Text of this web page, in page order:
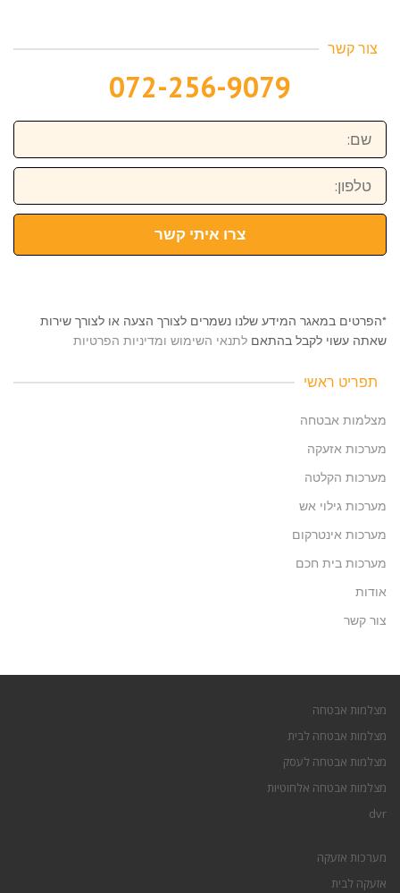
צור קשר
072-256-9079
שם:
טלפון:
צרו איתי קשר
*הפרטים במאגר המידע שלנו נשמרים לצורך הצעה או לצורך שירות
שאתה עשוי לקבל בהתאם לתנאי השימוש ומדיניות הפרטיות
תפריט ראשי
מצלמות אבטחה
מערכות אזעקה
מערכות הקלטה
מערכות גילוי אש
מערכות אינטרקום
מערכות בית חכם
אודות
צור קשר
מצלמות אבטחה
מצלמות אבטחה לבית
מצלמות אבטחה לעסק
מצלמות אבטחה אלחוטיות
dvr
מערכות אזעקה
אזעקה לבית